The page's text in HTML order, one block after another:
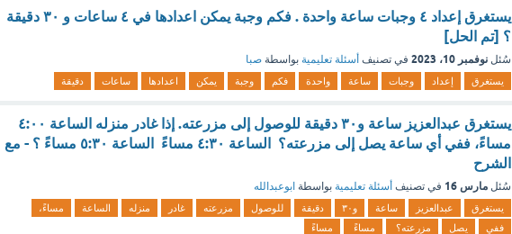
يستغرق إعداد ٤ وجبات ساعة واحدة . فكم وجبة يمكن اعدادها في ٤ ساعات و ٣٠ دقيقة
؟ [تم الحل]
سُئل نوفمبر 10، 2023 في تصنيف أسئلة تعليمية بواسطة صبا
يستغرق إعداد وجبات ساعة واحدة فكم وجبة يمكن اعدادها ساعات دقيقة
يستغرق عبدالعزيز ساعة و٣٠ دقيقة للوصول إلى مزرعته. إذا غادر منزله الساعة ٤:٠٠
مساءً، ففي أي ساعة يصل إلى مزرعته؟ الساعة ٤:٣٠ مساءً الساعة ٥:٣٠ مساءً ؟ - مع
الشرح
سُئل مارس 16 في تصنيف أسئلة تعليمية بواسطة ابوعبدالله
يستغرق عبدالعزيز ساعة و٣٠ دقيقة للوصول مزرعته غادر منزله الساعة
مساءً،
ففي
يصل مزرعته؟ مساءً مساءً